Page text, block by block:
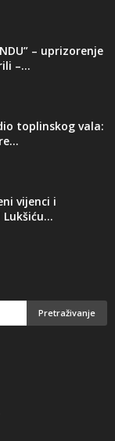
– uprizorenje
–...
toplinskog vala:
vijenci i